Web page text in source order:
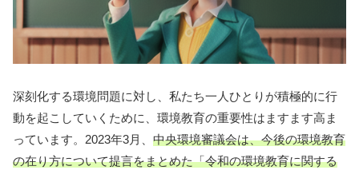
深刻化する環境問題に対し、私たち一人ひとりが積極的に行
動を起こしていくために、環境教育の重要性はますます高ま
っています。2023年3月、 中央環境審議会は、今後の環境教育
の在り方について提言をまとめた「令和の環境教育に関する